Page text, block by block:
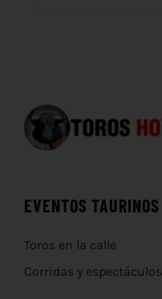
EVENTOS TAURINOS
Toros en la calle
Corridas y espectáculos